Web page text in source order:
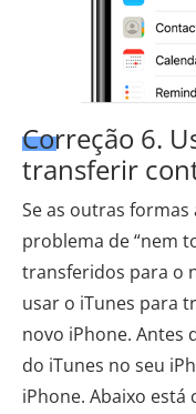
Correção 6.
transferir
Se as outras
problema de “nem
transferidos para o
usar o iTunes para
novo iPhone. Antes
do iTunes no seu
iPhone. Abaixo